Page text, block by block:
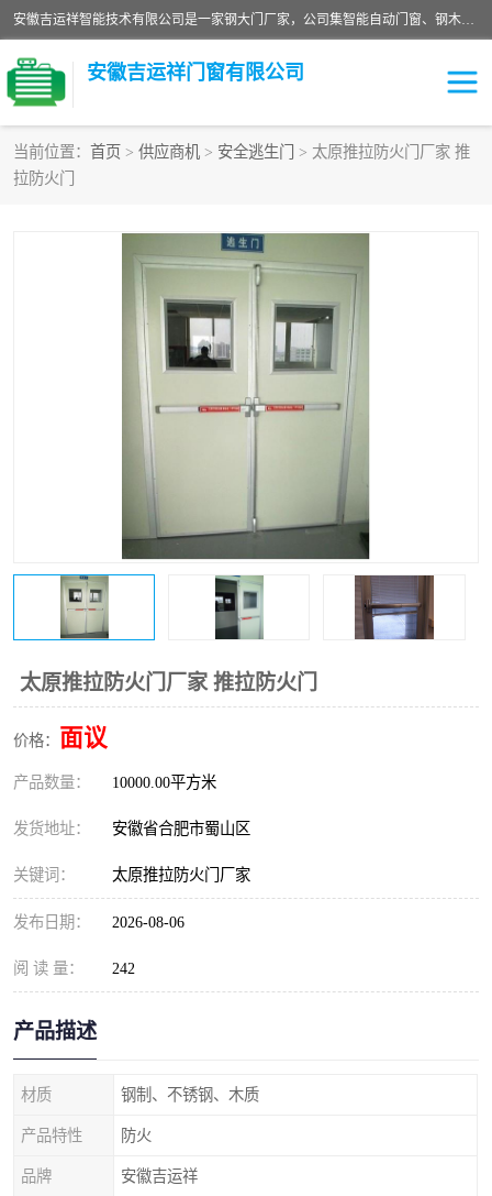
安徽吉运祥智能技术有限公司是一家钢大门厂家，公司集智能自动门窗、钢木门、特种门窗、工业门窗、图集门窗、定制门窗、非标门窗等通道产品的研发设计、制作、安装于一体的综合性、性高新技术企业。
安徽吉运祥门窗有限公司
当前位置： 首页 > 供应商机 > 安全逃生门
> 太原推拉防火门厂家 推
拉防火门
太原推拉防火门厂家 推拉防火门
价格： 面议
产品数量： 10000.00平方米
发货地址： 安徽省合肥市蜀山区
关键词： 太原推拉防火门厂家
发布日期： 2026-08-06
阅 读 量： 242
产品描述
材质 钢制、不锈钢、木质
产品特性 防火
品牌 安徽吉运祥
保温门
工业电动折叠门 钢木门
工业平移门
监狱门及监狱设备
变压器室配电房门 钢大门厂家
彩钢板门